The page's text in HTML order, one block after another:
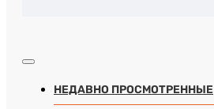
НЕДАВНО ПРОСМОТРЕННЫЕ